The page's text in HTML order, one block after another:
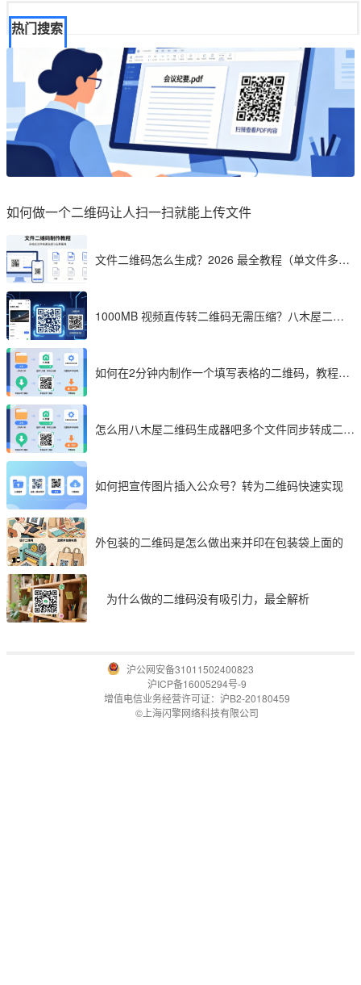
热门搜索
如何做一个二维码让人扫一扫就能上传文件
文件二维码怎么生成？2026 最全教程（单文件多文
1000MB 视频直传转二维码无需压缩？八木屋二维
如何在2分钟内制作一个填写表格的二维码，教程分
怎么用八木屋二维码生成器吧多个文件同步转成二维
如何把宣传图片插入公众号？转为二维码快速实现
外包装的二维码是怎么做出来并印在包装袋上面的
为什么做的二维码没有吸引力，最全解析
沪公网安备31011502400823
沪ICP备16005294号-9
增值电信业务经营许可证：沪B2-20180459
©上海闪擎网络科技有限公司